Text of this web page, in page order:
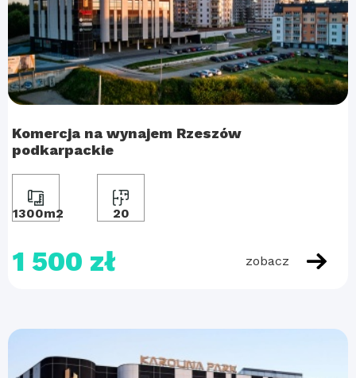
Komercja na wynajem Rzeszów
podkarpackie
1300m2 20
1 500 zł zobacz